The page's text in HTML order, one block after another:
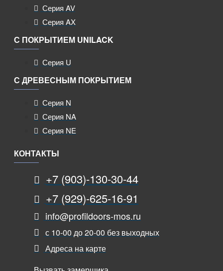
Серия AV
Серия AX
С ПОКРЫТИЕМ UNILACK
Серия U
С ДРЕВЕСНЫМ ПОКРЫТИЕМ
Серия N
Серия NA
Серия NE
КОНТАКТЫ
+7 (903)-130-30-44
+7 (929)-625-16-91
info@profildoors-mos.ru
с 10-00 до 20-00 без выходных
Адреса на карте